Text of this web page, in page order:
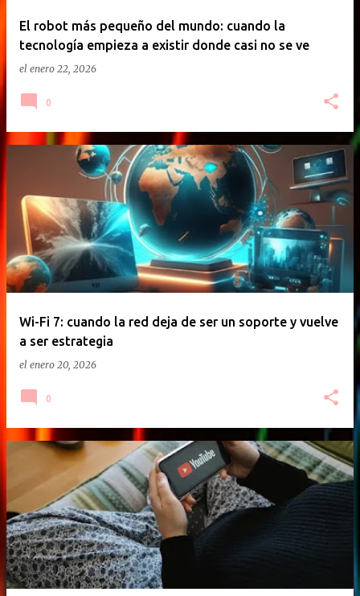
El robot más pequeño del mundo: cuando la
tecnología empieza a existir donde casi no se ve
el enero 22, 2026
0
Wi-Fi 7: cuando la red deja de ser un soporte y vuelve
a ser estrategia
el enero 20, 2026
0